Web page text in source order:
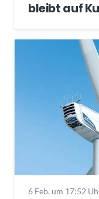
bleibt auf
6 Feb. um 17:52